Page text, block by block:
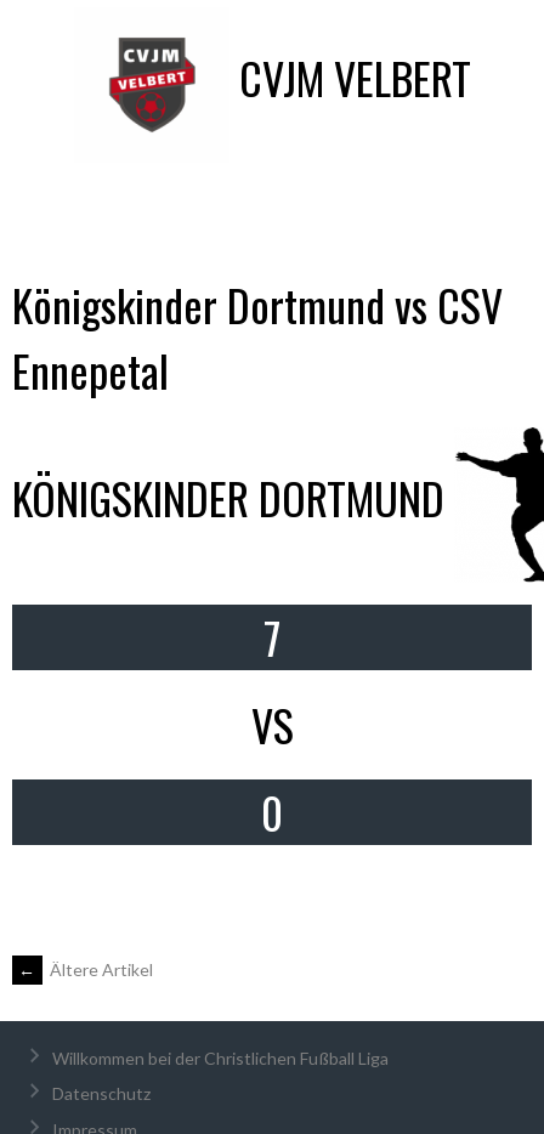
CVJM VELBERT
Königskinder Dortmund vs CSV
Ennepetal
KÖNIGSKINDER DORTMUND
7
VS
0
BEITRAGSNAVIGATION
← Ältere Artikel
Willkommen bei der Christlichen Fußball Liga
Datenschutz
Impressum